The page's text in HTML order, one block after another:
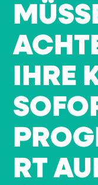
IHRE
RT